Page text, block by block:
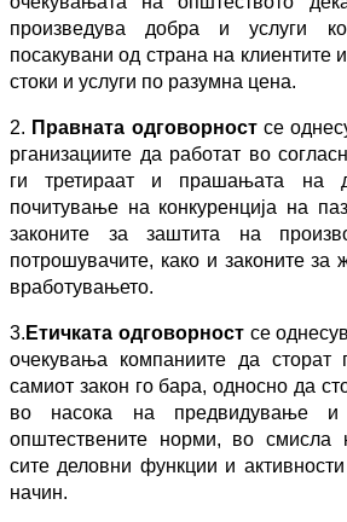
произведува добра и услуги
посакувани од страна на клиентите и
стоки и услуги по разумна цена.
2. Правната одговорностсе
рганизациите да работат во
ги третираат и прашањата на
почитување на конкуренција на
законите за заштита на
потрошувачите, како и законите за
вработувањето.
3. Етичката одговорност се
очекувања компаниите да сторат
самиот закон го бара, односно да
во насока на предвидување и
општествените норми, во смисла
сите деловни функции и активности
начин.